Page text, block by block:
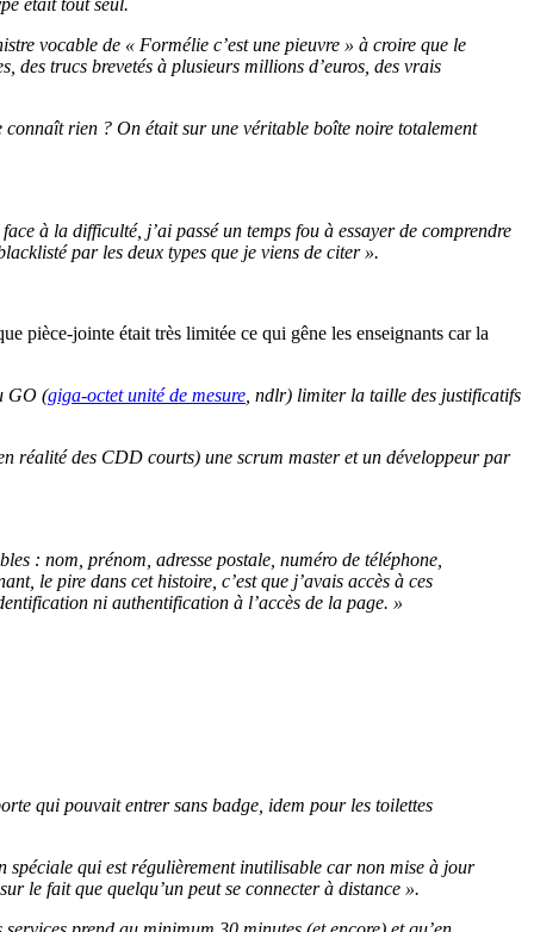
vocable de « Formélie c’est une pieuvre » à croire que le
des trucs brevetés à plusieurs millions d’euros, des vrais
connaît rien ? On était sur une véritable boîte noire totalement
à la difficulté, j’ai passé un temps fou à essayer de comprendre
par les deux types que je viens de citer ».
pièce-jointe était très limitée ce qui gêne les enseignants car la
GO (giga-octet unité de mesure , ndlr) limiter la taille des justificatifs
réalité des CDD courts) une scrum master et un développeur par
: nom, prénom, adresse postale, numéro de téléphone,
le pire dans cet histoire, c’est que j’avais accès à ces
ni authentification à l’accès de la page. »
qui pouvait entrer sans badge, idem pour les toilettes
spéciale qui est régulièrement inutilisable car non mise à jour
le fait que quelqu’un peut se connecter à distance ».